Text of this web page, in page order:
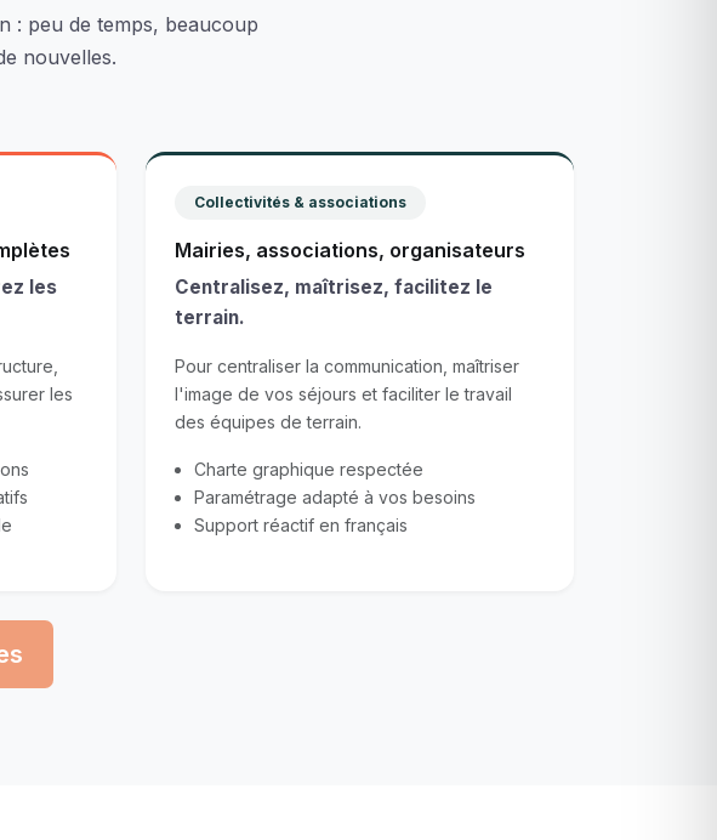
: peu de temps, beaucoup
nouvelles.
les
les
Collectivités & associations
Mairies, associations, organisateurs
Centralisez, maîtrisez, facilitez le
terrain.
Pour centraliser la communication, maîtriser
l'image de vos séjours et faciliter le travail
des équipes de terrain.
Charte graphique respectée
Paramétrage adapté à vos besoins
Support réactif en français